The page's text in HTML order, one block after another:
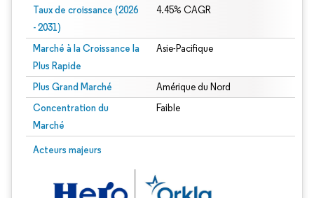
Taux de croissance (2026
- 2031)
4.45% CAGR
Marché à la Croissance la
Plus Rapide
Asie-Pacifique
Plus Grand Marché Amérique du Nord
Concentration du
Marché
Faible
Acteurs majeurs
Image © Mordor Intelligence. La réutilisation nécessite une attribution sous CC